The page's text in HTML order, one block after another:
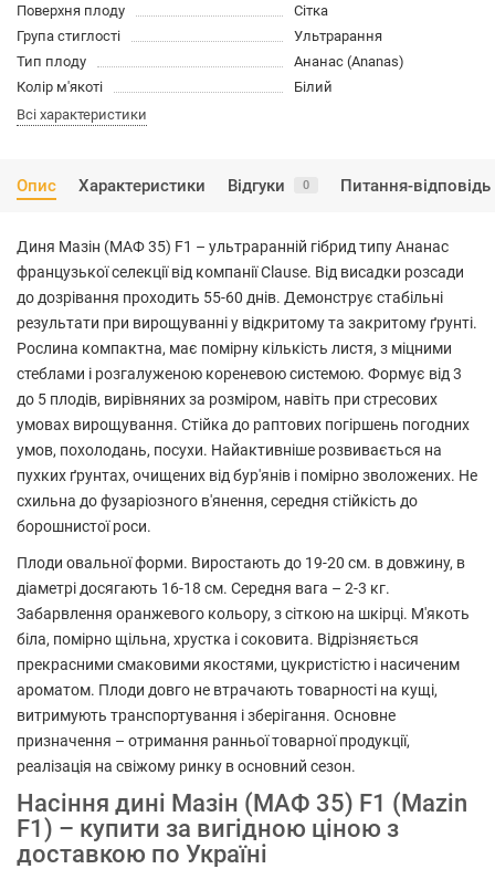
Поверхня плоду
Сітка
Група стиглості
Ультрарання
Тип плоду
Ананас (Ananas)
Колір м'якоті
Білий
Всі характеристики
Опис Характеристики Відгуки 0 Питання-відповідь
Диня Мазін (МАФ 35) F1 – ультраранній гібрид типу Ананас
французької селекції від компанії Clause. Від висадки розсади
до дозрівання проходить 55-60 днів. Демонструє стабільні
результати при вирощуванні у відкритому та закритому ґрунті.
Рослина компактна, має помірну кількість листя, з міцними
стеблами і розгалуженою кореневою системою. Формує від 3
до 5 плодів, вирівняних за розміром, навіть при стресових
умовах вирощування. Стійка до раптових погіршень погодних
умов, похолодань, посухи. Найактивніше розвивається на
пухких ґрунтах, очищених від бур'янів і помірно зволожених. Не
схильна до фузаріозного в'янення, середня стійкість до
борошнистої роси.
Плоди овальної форми. Виростають до 19-20 см. в довжину, в
діаметрі досягають 16-18 см. Середня вага – 2-3 кг.
Забарвлення оранжевого кольору, з сіткою на шкірці. М'якоть
біла, помірно щільна, хрустка і соковита. Відрізняється
прекрасними смаковими якостями, цукристістю і насиченим
ароматом. Плоди довго не втрачають товарності на кущі,
витримують транспортування і зберігання. Основне
призначення – отримання ранньої товарної продукції,
реалізація на свіжому ринку в основний сезон.
Насіння дині Мазін (МАФ 35) F1 (Mazin
F1) – купити за вигідною ціною з
доставкою по Україні